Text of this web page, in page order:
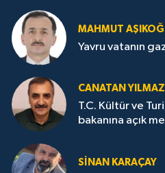
MAHMUT
Yavru vatanın
CANATAN YILMAZ
T.C. Kültür ve
bakanına açık
SİNAN KARAÇAY